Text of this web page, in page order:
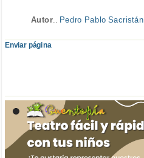
Autor.. Pedro Pablo Sacristán
Enviar página